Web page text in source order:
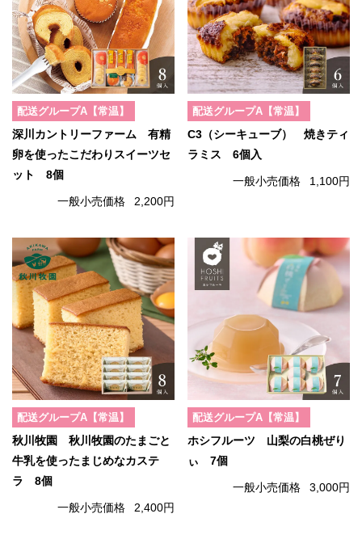
配送グループA【常温】
深川カントリーファーム 有精
卵を使ったこだわりスイーツセ
ット 8個
一般小売価格 2,200円
配送グループA【常温】
C3（シーキューブ） 焼きティ
ラミス 6個入
一般小売価格 1,100円
配送グループA【常温】
秋川牧園 秋川牧園のたまごと
牛乳を使ったまじめなカステ
ラ 8個
一般小売価格 2,400円
配送グループA【常温】
ホシフルーツ 山梨の白桃ぜり
ぃ 7個
一般小売価格 3,000円